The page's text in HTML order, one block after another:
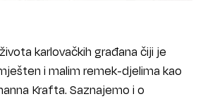
karlovačkih građana čiji je
i malim remek-djelima kao
Krafta. Saznajemo i o